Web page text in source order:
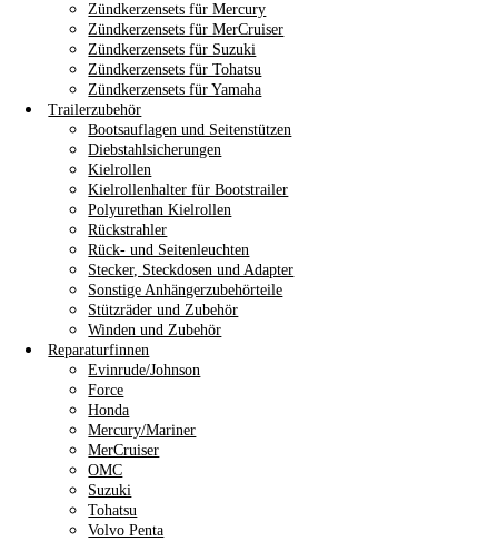
Zündkerzensets für Mercury
Zündkerzensets für MerCruiser
Zündkerzensets für Suzuki
Zündkerzensets für Tohatsu
Zündkerzensets für Yamaha
Trailerzubehör
Bootsauflagen und Seitenstützen
Diebstahlsicherungen
Kielrollen
Kielrollenhalter für Bootstrailer
Polyurethan Kielrollen
Rückstrahler
Rück- und Seitenleuchten
Stecker, Steckdosen und Adapter
Sonstige Anhängerzubehörteile
Stützräder und Zubehör
Winden und Zubehör
Reparaturfinnen
Evinrude/Johnson
Force
Honda
Mercury/Mariner
MerCruiser
OMC
Suzuki
Tohatsu
Volvo Penta